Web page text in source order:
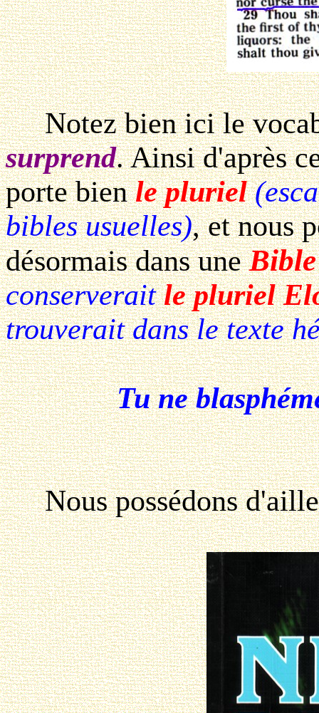
Notez bien ici le
surprend. Ainsi d'après
porte bienle pluriel
bibles usuelles), et nous
désormais dans une
conserveraitle pluriel
trouverait dans le texte
Tu ne
Nous possédons